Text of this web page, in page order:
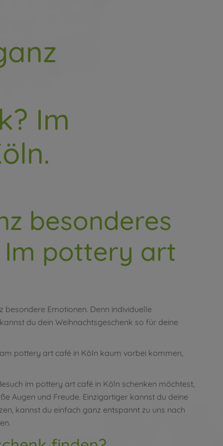
Im
besonderes
Im pottery art
Emotionen. Denn individuelle
du dein Weihnachtsgeschenk so für deine
pottery art café in Köln kaum vorbei kommen,
im pottery art café in Köln schenken möchtest,
Augen und Freude. Einzigartiger kannst du deine
kannst du einfach ganz entspannt zu uns nach